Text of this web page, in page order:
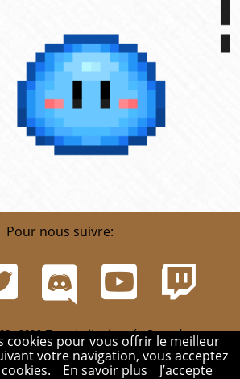
Pour nous suivre:
- 2026. Tous droits réservés. Pour plus
rendez-vous sur la page Infos.
-Contact-Réglement-Mon compte
cookies pour vous offrir le meilleur
votre navigation, vous acceptez
En savoir plus J’accepte